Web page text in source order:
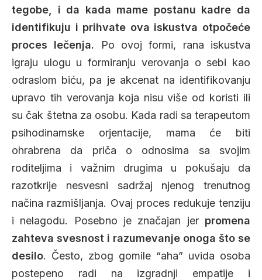
tegobe, i da kada mame postanu kadre da
identifikuju i prihvate ova iskustva otpočeće
proces lečenja. Po ovoj formi, rana iskustva
igraju ulogu u formiranju verovanja o sebi kao
odraslom biću, pa je akcenat na identifikovanju
upravo tih verovanja koja nisu više od koristi ili
su čak štetna za osobu. Kada radi sa terapeutom
psihodinamske orjentacije, mama će biti
ohrabrena da priča o odnosima sa svojim
roditeljima i važnim drugima u pokušaju da
razotkrije nesvesni sadržaj njenog trenutnog
načina razmišljanja. Ovaj proces redukuje tenziju
i nelagodu. Posebno je značajan jer promena
zahteva svesnost i razumevanje onoga što se
desilo. Često, zbog gomile “aha” uvida osoba
postepeno radi na izgradnji empatije i